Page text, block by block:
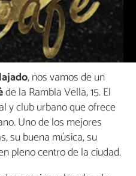
, nos vamos de un
de la Rambla Vella, 15. El
y club urbano que ofrece
Uno de los mejores
su buena música, su
pleno centro de la ciudad.